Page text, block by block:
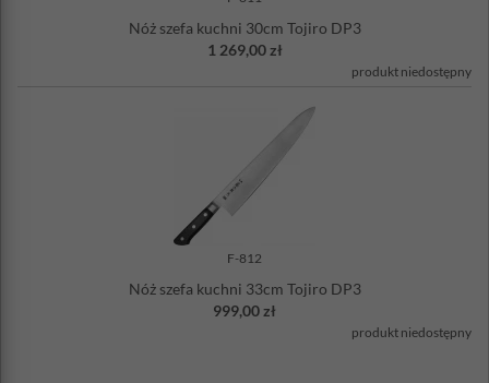
Nóż szefa kuchni 30cm Tojiro DP3
1 269,00 zł
produkt niedostępny
F-812
Nóż szefa kuchni 33cm Tojiro DP3
999,00 zł
produkt niedostępny